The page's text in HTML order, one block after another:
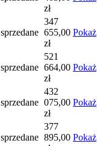
zł
sprzedane
347
655,00
zł
Pokaż
sprzedane
521
664,00
zł
Pokaż
sprzedane
432
075,00
zł
Pokaż
sprzedane
377
895,00 Pokaż